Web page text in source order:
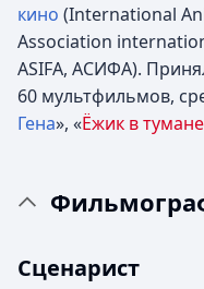
кино (International
Association
ASIFA, АСИФА).
60 мультфильмов,
Гена», «Ёжик в тумане
Сценарист